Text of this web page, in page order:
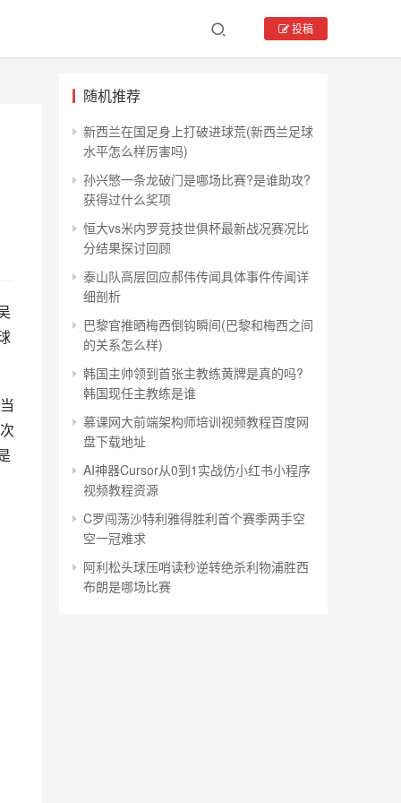
投稿
随机推荐
新西兰在国足身上打破进球荒(新西兰足球
水平怎么样厉害吗)
孙兴慜一条龙破门是哪场比赛?是谁助攻?
获得过什么奖项
恒大vs米内罗竞技世俱杯最新战况赛况比
分结果探讨回顾
泰山队高层回应郝伟传闻具体事件传闻详
细剖析
巴黎官推晒梅西倒钩瞬间(巴黎和梅西之间
的关系怎么样)
韩国主帅领到首张主教练黄牌是真的吗?
韩国现任主教练是谁
慕课网大前端架构师培训视频教程百度网
盘下载地址
AI神器Cursor从0到1实战仿小红书小程序
视频教程资源
C罗闯荡沙特利雅得胜利首个赛季两手空
空一冠难求
阿利松头球压哨读秒逆转绝杀利物浦胜西
布朗是哪场比赛